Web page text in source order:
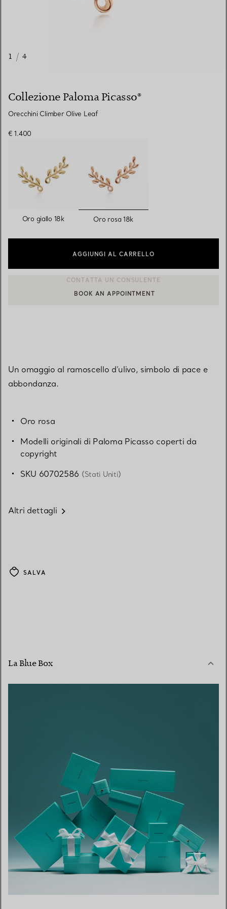
1 / 4
Collezione Paloma Picasso®
Orecchini Climber Olive Leaf
€ 1.400
Oro giallo 18k selezionato/i
Oro rosa 18k
AGGIUNGI AL CARRELLO
CONTATTA UN CONSULENTE CLIENTI O PRENOTA UN
BOOK AN APPOINTMENT
Un omaggio al ramoscello d’ulivo, simbolo di pace e
abbondanza.
Oro rosa
Modelli originali di Paloma Picasso coperti da
copyright
SKU 60702586 (Stati Uniti)
Altri dettagli
SALVA
La Blue Box